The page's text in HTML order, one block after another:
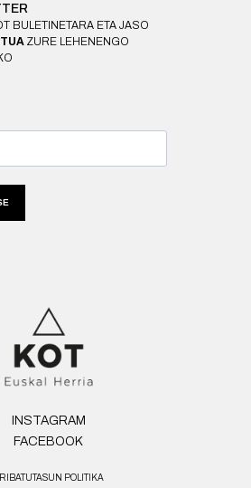
BULETINETARA ETA JASO
ZURE LEHENENGO
INSTAGRAM
FACEBOOK
POLITIKA